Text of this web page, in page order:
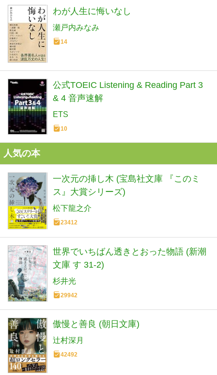
わが人生に悔いなし
瀬戸内みなみ
14
公式TOEIC Listening & Reading Part 3
& 4 音声速解
ETS
10
人気の本
一次元の挿し木 (宝島社文庫 『このミ
ス』大賞シリーズ)
松下龍之介
23412
世界でいちばん透きとおった物語 (新潮
文庫 す 31-2)
杉井光
29942
傲慢と善良 (朝日文庫)
辻村深月
42492